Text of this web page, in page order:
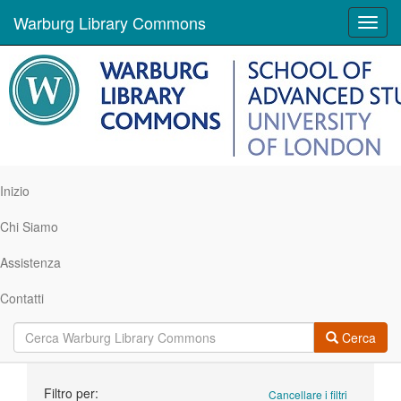
Warburg Library Commons
Inizio
Chi Siamo
Assistenza
Contatti
Cerca
Cancellare i filtri
Filtro per: